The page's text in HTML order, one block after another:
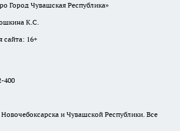
Город Чувашская Республика»
К.С.
сайта: 16+
400
и Чувашской Республики. Все